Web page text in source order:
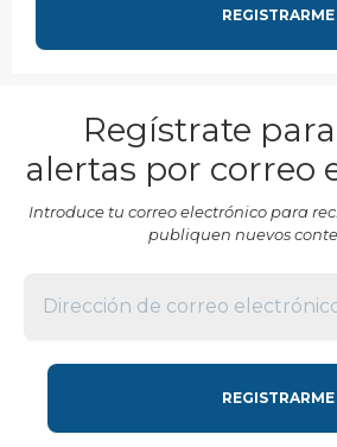
Regístrate
alertas por correo
Introduce tu correo electrónico para
publiquen nuevos